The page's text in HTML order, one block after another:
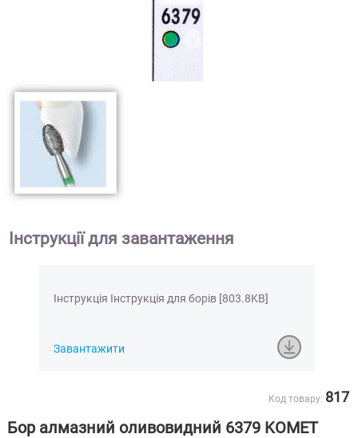
Інструкції для завантаження
Інструкція Інструкція для борів [803.8KB]
Завантажити
Код товару: 817
Бор алмазний оливовидний 6379 KOMET